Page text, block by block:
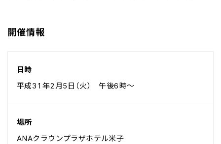
開催情報
日時
平成31年2月5日（火） 午後6時～
場所
ANAクラウンプラザホテル米子